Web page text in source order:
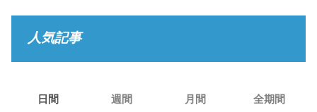
人気記事
日間 週間 月間 全期間